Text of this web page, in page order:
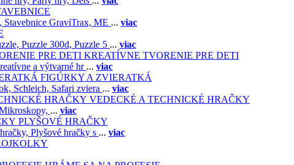
Stavebnice GraviTrax, ME ... viac
Puzzle 300d, Puzzle 5 ... viac
KREATÍVNE TVORENIE PRE DETI
a výtvarné hr ... viac
FIGÚRKY A ZVIERATKÁ
Schleich, Safari zviera ... viac
VEDECKÉ A TECHNICKÉ HRAČKY
... viac
PLYŠOVÉ HRAČKY
Plyšové hračky s ... viac